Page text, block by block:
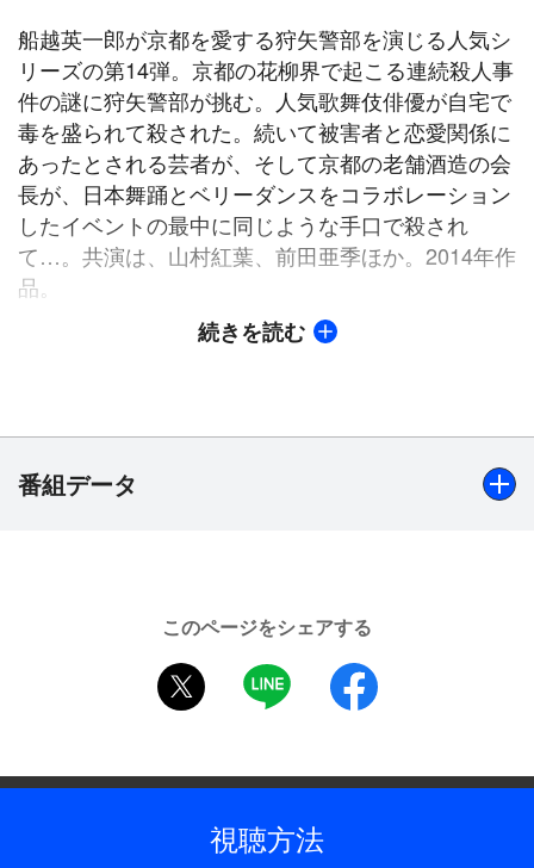
船越英一郎が京都を愛する狩矢警部を演じる人気シ
リーズの第14弾。京都の花柳界で起こる連続殺人事
件の謎に狩矢警部が挑む。人気歌舞伎俳優が自宅で
毒を盛られて殺された。続いて被害者と恋愛関係に
あったとされる芸者が、そして京都の老舗酒造の会
長が、日本舞踊とベリーダンスをコラボレーション
したイベントの最中に同じような手口で殺され
て…。共演は、山村紅葉、前田亜季ほか。2014年作
品。
助警部（船越英一郎）らが現場に駆けつけ捜査を開
始する。遺体から青酸系の毒物が検出され、恋人と
噂される芸者・雪乃（尾上紫）に謝罪する直筆のメ
と雪乃が不倫関係にあると噂されているが、実は慶
二郎は芸者の秋華（長谷川かずき）と恋仲だったこ
とが分かる。雪乃と秋華が踊りを披露するイベント
が行われ、狩矢と皆川悠子刑事（雛形あきこ）ほか
続きを読む
番組データ
船越英一郎、山村紅葉、前田亜季、雛形あきこ、載寧龍
浅野和之、渋谷天外、藤澤恵麻、大島さと子、尾上紫、長
谷川かずき、眞継玉青、隆大介、渋谷哲平、寺田農 ほか
2014年
このページをシェアする
twitter
LINE
視聴方法